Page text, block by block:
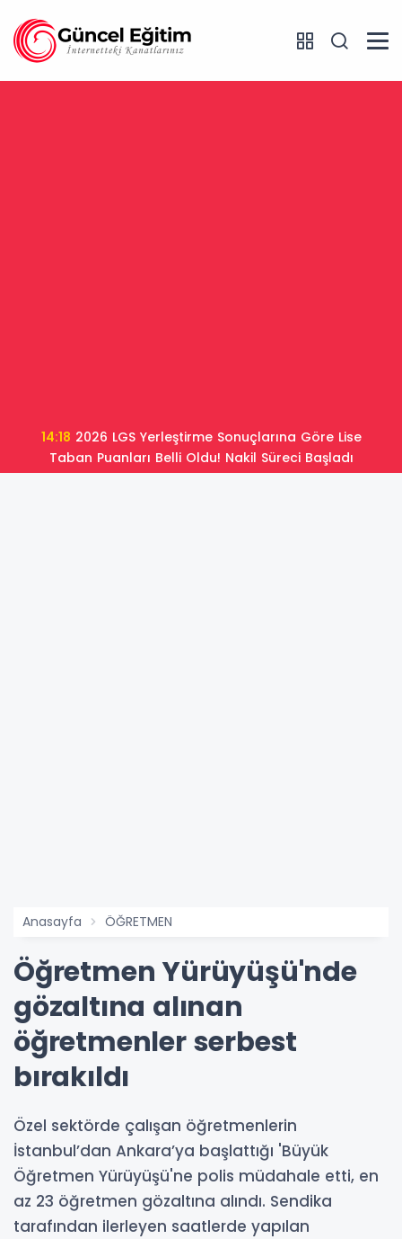
14:18
Taban Puanları Belli Oldu! Nakil Süreci Başladı
Anasayfa ÖĞRETMEN
Öğretmen Yürüyüşü'nde
gözaltına alınan
öğretmenler serbest
bırakıldı
Özel sektörde çalışan öğretmenlerin
İstanbul’dan Ankara’ya başlattığı 'Büyük
Öğretmen Yürüyüşü'ne polis müdahale etti, en
az 23 öğretmen gözaltına alındı. Sendika
tarafından ilerleyen saatlerde yapılan